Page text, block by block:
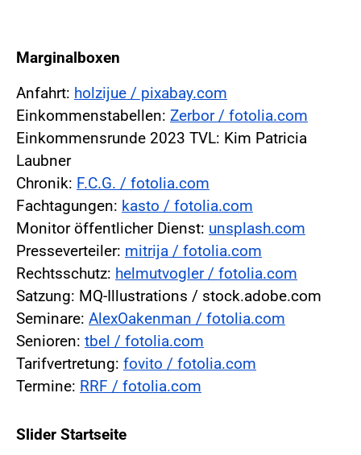
Marginalboxen
Anfahrt: holzijue / pixabay.com
Einkommenstabellen: Zerbor / fotolia.com
Einkommensrunde 2023 TVL: Kim Patricia
Laubner
Chronik: F.C.G. / fotolia.com
Fachtagungen: kasto / fotolia.com
Monitor öffentlicher Dienst: unsplash.com
Presseverteiler: mitrija / fotolia.com
Rechtsschutz: helmutvogler / fotolia.com
Satzung: MQ-Illustrations / stock.adobe.com
Seminare: AlexOakenman / fotolia.com
Senioren: tbel / fotolia.com
Tarifvertretung: fovito / fotolia.com
Termine: RRF / fotolia.com
Slider Startseite